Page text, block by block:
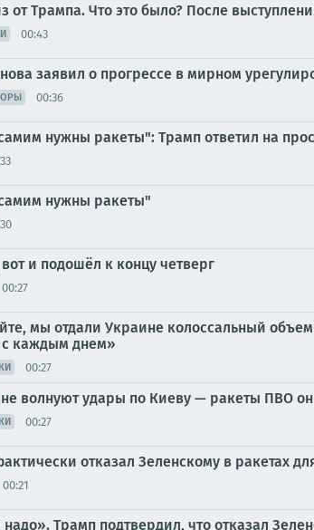
от Трампа. Что это было? После
00:43
заявил о прогрессе в мирном
00:36
нужны ракеты": Трамп ответил на
нужны ракеты"
и подошёл к концу четверг
00:27
мы отдали Украине колоссальный
каждым днем»
00:27
волнуют удары по Киеву — ракеты ПВО он
00:27
отказал Зеленскому в ракетах
00:21
Трамп подтвердил, что отказал